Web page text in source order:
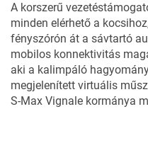
A korszerű
minden elérhető a
fényszórón át a sávtartó
mobilos konnektivitás
aki a kalimpáló
megjelenített virtuális
S-Max Vignale kormánya